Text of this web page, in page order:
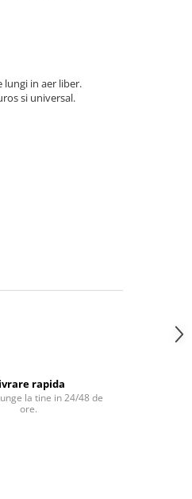
lungi in aer liber.
si universal.
rapida
la tine in 24/48 de
ore.